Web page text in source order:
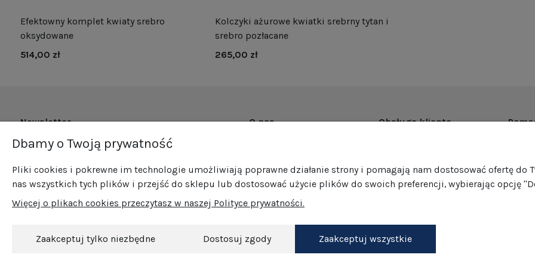
Efektowny komplet kwiaty srebro
oksydowane
514,00 zł
Kolczyki ażurowe kwiatki srebrny tytan i
srebro pozłacane
265,00 zł
Newsletter
Zapisz się do naszego newslettera i bądź na
promocjami!
O nas
Promocje
Sprzedaż hurtowa
Blog
Obsługa klienta
Formy płatności
Jak pakujemy nasze produkty?
GPSR
Dbamy o Twoją prywatność
Pliki cookies i pokrewne im technologie umożliwiają poprawne działanie strony i pomagają nam dostosować ofertę do
nas wszystkich tych plików i przejść do sklepu lub dostosować użycie plików do swoich preferencji, wybierając opcję
Więcej o plikach cookies przeczytasz w naszej Polityce prywatności.
Zaakceptuj tylko niezbędne Dostosuj zgody Zaakceptuj wszystkie